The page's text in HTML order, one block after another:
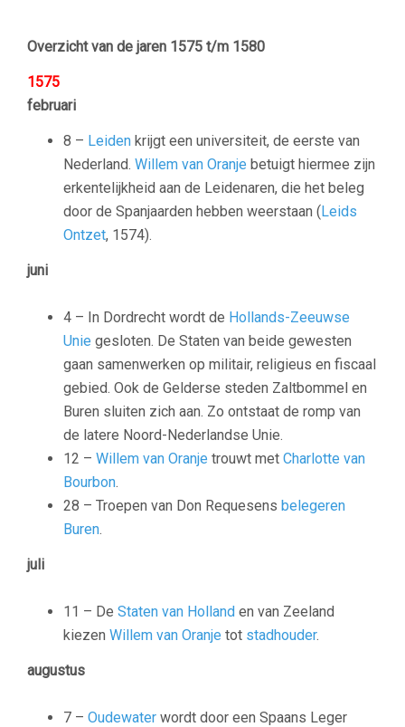
Overzicht van de jaren 1575 t/m 1580
1575
februari
8 – Leiden krijgt een universiteit, de eerste van
Nederland. Willem van Oranje betuigt hiermee zijn
erkentelijkheid aan de Leidenaren, die het beleg
door de Spanjaarden hebben weerstaan (Leids
Ontzet, 1574).
juni
4 – In Dordrecht wordt de Hollands-Zeeuwse
Unie gesloten. De Staten van beide gewesten
gaan samenwerken op militair, religieus en fiscaal
gebied. Ook de Gelderse steden Zaltbommel en
Buren sluiten zich aan. Zo ontstaat de romp van
de latere Noord-Nederlandse Unie.
12 – Willem van Oranje trouwt met Charlotte van
Bourbon.
28 – Troepen van Don Requesens belegeren
Buren.
juli
11 – De Staten van Holland en van Zeeland
kiezen Willem van Oranje tot stadhouder.
augustus
7 – Oudewater wordt door een Spaans Leger